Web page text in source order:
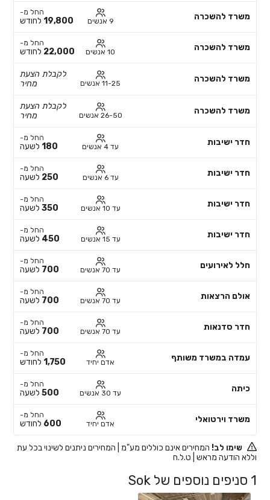
משרד להשכרה 9 אנשים
החל מ-
19,800 לחודש
משרד להשכרה 10 אנשים
החל מ-
22,000 לחודש
משרד להשכרה 11-25 אנשים
לקבלת הצעת
מחיר
משרד להשכרה 26-50 אנשים
לקבלת הצעת
מחיר
חדר ישיבות עד 4 אנשים
החל מ-
180 לשעה
חדר ישיבות עד 6 אנשים
החל מ-
250 לשעה
חדר ישיבות עד 10 אנשים
החל מ-
350 לשעה
חדר ישיבות עד 15 אנשים
החל מ-
450 לשעה
חלל לאירועים עד 70 אנשים
החל מ-
700 לשעה
אולם הרצאות עד 70 אנשים
החל מ-
700 לשעה
חדר סדנאות עד 70 אנשים
החל מ-
700 לשעה
עמדה במשרד משותף אדם יחיד
החל מ-
1,750 לחודש
כיתה עד 30 אנשים
החל מ-
500 לשעה
משרד וירטואלי אדם יחיד
החל מ-
600 לחודש
שימו לב! המחירים אינם כוללים מע"מ | המחירים ניתנים לשינוי בכל עת
וללא הודעה מראש | ט.ל.ח
1 סניפים נוספים של Sok